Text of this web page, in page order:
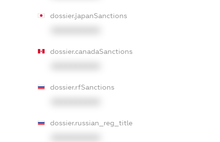
dossier.japanSanctions
dossier.canadaSanctions
dossier.rfSanctions
dossier.russian_reg_title